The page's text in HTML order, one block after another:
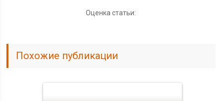
Оценка статьи:
Похожие публикации